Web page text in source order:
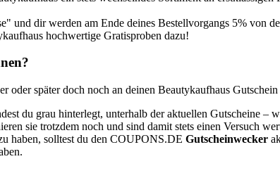
und dir werden am Ende deines Bestellvorgangs 5% von
hochwertige Gratisproben dazu!
später doch noch an deinen Beautykaufhaus Gutschein
du grau hinterlegt, unterhalb der aktuellen Gutscheine
sie trotzdem noch und sind damit stets einen Versuch
haben, solltest du den COUPONS.DE Gutscheinwecker